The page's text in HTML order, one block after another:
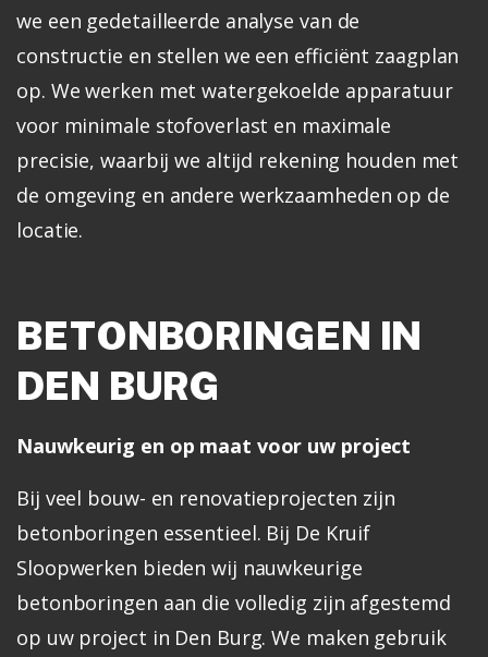
we een gedetailleerde analyse van de
constructie en stellen we een efficiënt zaagplan
op. We werken met watergekoelde apparatuur
voor minimale stofoverlast en maximale
precisie, waarbij we altijd rekening houden met
de omgeving en andere werkzaamheden op de
locatie.
BETONBORINGEN IN
DEN BURG
Nauwkeurig en op maat voor uw project
Bij veel bouw- en renovatieprojecten zijn
betonboringen essentieel. Bij De Kruif
Sloopwerken bieden wij nauwkeurige
betonboringen aan die volledig zijn afgestemd
op uw project in Den Burg. We maken gebruik